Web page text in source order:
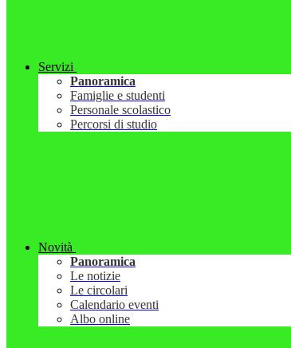
Servizi
Panoramica
Famiglie e studenti
Personale scolastico
Percorsi di studio
Novità
Panoramica
Le notizie
Le circolari
Calendario eventi
Albo online